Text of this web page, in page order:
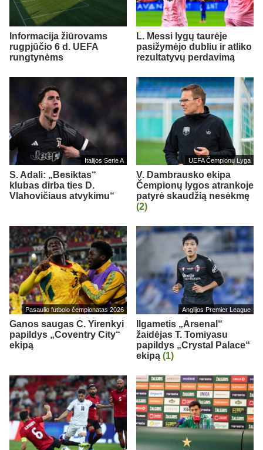
Informacija žiūrovams
rugpjūčio 6 d. UEFA
rungtynėms
L. Messi lygų taurėje
pasižymėjo dubliu ir atliko
rezultatyvų perdavimą
Italijos Serie A
S. Adali: „Besiktas“
klubas dirba ties D.
Vlahovičiaus atvykimu“
UEFA Čempionų Lyga
V. Dambrausko ekipa
Čempionų lygos atrankoje
patyrė skaudžią nesėkmę
(2)
Pasaulio futbolo čempionatas 2026
Ganos saugas C. Yirenkyi
papildys „Coventry City“
ekipą
Anglijos Premier League
Ilgametis „Arsenal“
žaidėjas T. Tomiyasu
papildys „Crystal Palace“
ekipą (1)